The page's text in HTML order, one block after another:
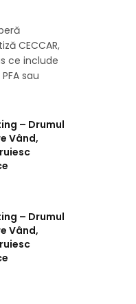
CECCAR,
ce include
sau
– Drumul
Vând,
– Drumul
Vând,